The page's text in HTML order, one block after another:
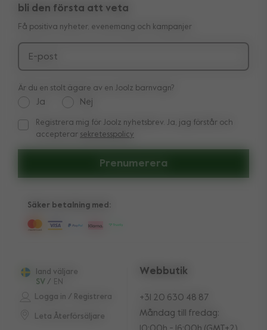
Köpa looken
Press
Manual
Leverans & betalning
Ångerrätt
bli den första att veta
Få positiva nyheter, evenemang och kampanjer
E-post
Prenumerera
Är du en stolt ägare av en Joolz barnvagn?
Ja Nej
Registrera mig för Joolz nyhetsbrev. Ja, jag förstår och
Registrera mig för Joolz nyhetsbrev. Ja, jag förstår och
accepterar sekretesspolicy
Logga in / Registrera
Leta Återförsäljare
land väljare
EN
/
SV
Webbutik
+31 20 630 48 87
Måndag till fredag:
10:00h - 16:00h (GMT+2)
Säker betalning med: